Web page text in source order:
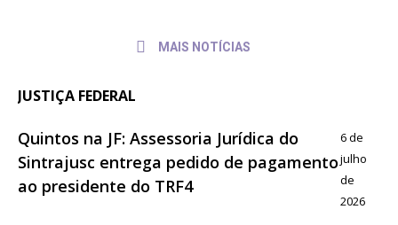
MAIS NOTÍCIAS
JUSTIÇA FEDERAL
Quintos na JF: Assessoria Jurídica do
Sintrajusc entrega pedido de pagamento
ao presidente do TRF4
6 de
julho
de
2026